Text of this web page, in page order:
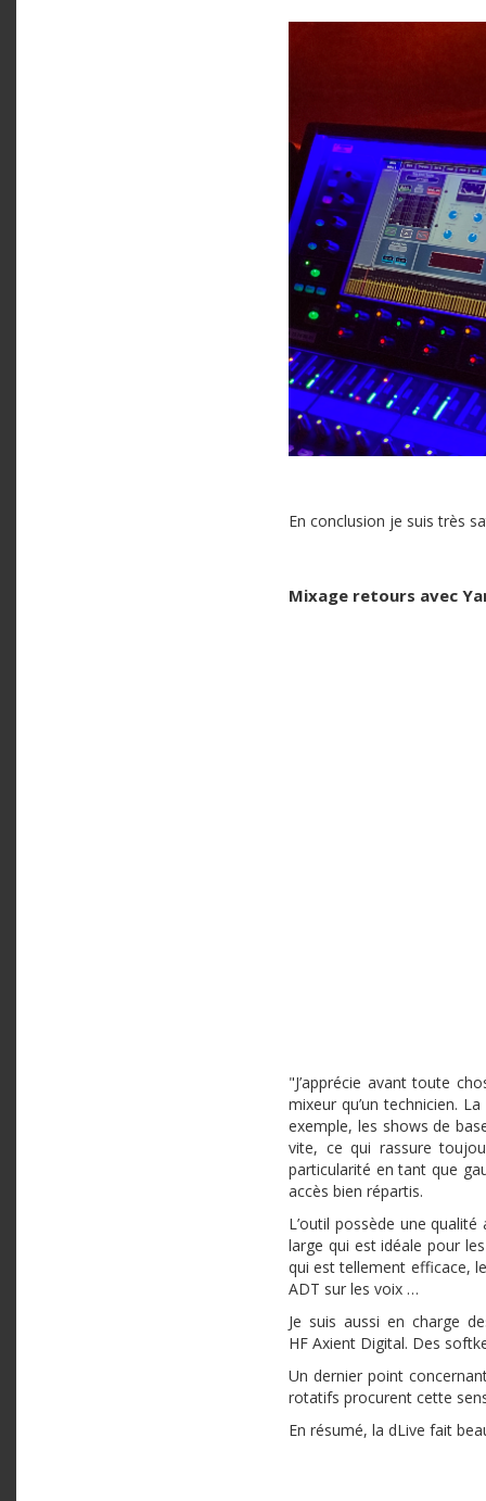
En conclusion je suis très
Mixage retours avec
"J’apprécie avant toute
mixeur qu’un technicien.
exemple, les shows de
vite, ce qui rassure
particularité en tant que
accès bien répartis.
L’outil possède une
large qui est idéale pour
qui est tellement efficace,
ADT sur les voix …
Je suis aussi en charge
HF Axient Digital. Des
Un dernier point
rotatifs procurent cette
En résumé, la dLive fait